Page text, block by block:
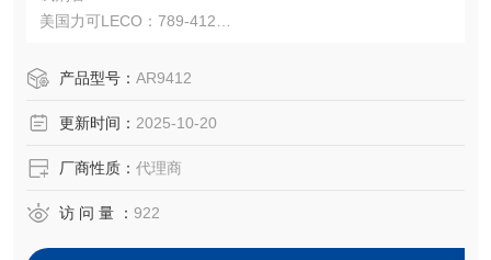
美国力可LECO：789-412
OEM厂商；我们提供的所有产品都是高质量高性价的，适用
产品型号： AR9412
更新时间： 2025-10-20
厂商性质： 代理商
访 问 量 ： 922